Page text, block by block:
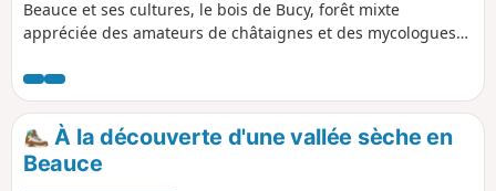
Beauce et ses cultures, le bois de Bucy, forêt mixte
appréciée des amateurs de châtaignes et des mycologues
de "Favéant", vestiges d’un passé prestigieux.
À la découverte d'une vallée sèche en
Beauce